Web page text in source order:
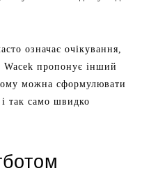
означає очікування,
пропонує інший
можна сформулювати
так само швидко